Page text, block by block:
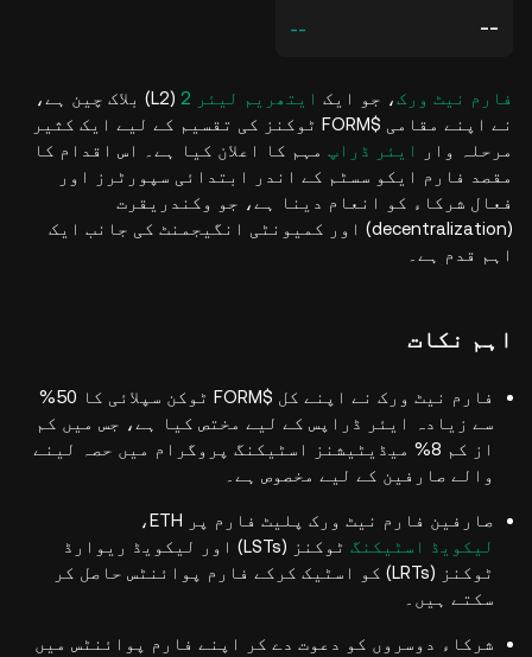
--
--
فارم نیٹ ورک، جو ایک ایتھریم لیئر 2
(L2) بلاک چین ہے،
نے اپنے مقامی $FORM ٹوکنز کی تقسیم کے لیے ایک کثیر
مرحلہ وار
ایئر ڈراپ مہم کا اعلان کیا ہے۔ اس اقدام کا
مقصد فارم ایکو سسٹم کے اندر ابتدائی سپورٹرز اور
فعال شرکاء کو انعام دینا ہے، جو وکندریقرت
(decentralization) اور کمیونٹی انگیجمنٹ کی جانب ایک
اہم قدم ہے۔
اہم نکات
فارم نیٹ ورک نے اپنے کل $FORM ٹوکن سپلائی کا 50%
سے زیادہ ایئر ڈراپس کے لیے مختص کیا ہے، جس میں کم
از کم 8% میڈیٹیشنز اسٹیکنگ پروگرام میں حصہ لینے
والے صارفین کے لیے مخصوص ہے۔
صارفین فارم نیٹ ورک پلیٹ فارم پر ETH،
لیکویڈ اسٹیکنگ
ٹوکنز (LSTs) اور لیکویڈ ریوارڈ
ٹوکنز (LRTs) کو اسٹیک کرکے فارم پوائنٹس حاصل کر
سکتے ہیں۔
شرکاء دوسروں کو دعوت دے کر اپنے فارم پوائنٹس میں